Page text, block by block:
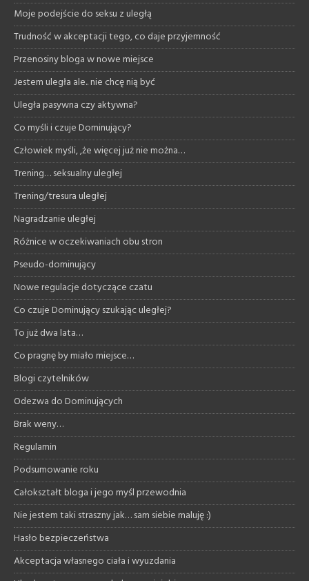
Moje podejście do seksu z uległą
Trudność w akceptacji tego, co daje przyjemność
Przenosiny bloga w nowe miejsce
Jestem uległa ale.. nie chcę nią być
Uległa pasywna czy aktywna?
Co myśli i czuje Dominujący?
Człowiek myśli, ,że więcej już nie można…
Trening… seksualny uległej
Trening/tresura uległej
Nagradzanie uległej
Różnice w oczekiwaniach obu stron
Pseudo-dominujący
Nowe regulacje dotyczące czatu
Co czuje Dominujący szukając uległej?
To już dwa lata…
Co pragnę by miało miejsce…
Blogi czytelników
Odezwa do Dominujących
Brak weny…
Regulamin
Podsumowanie roku
Całokształt bloga i jego myśl przewodnia
Nie jestem taki straszny jak… sam siebie maluję :)
Hasło bezpieczeństwa
Akceptacja własnego ciała i wyuzdania